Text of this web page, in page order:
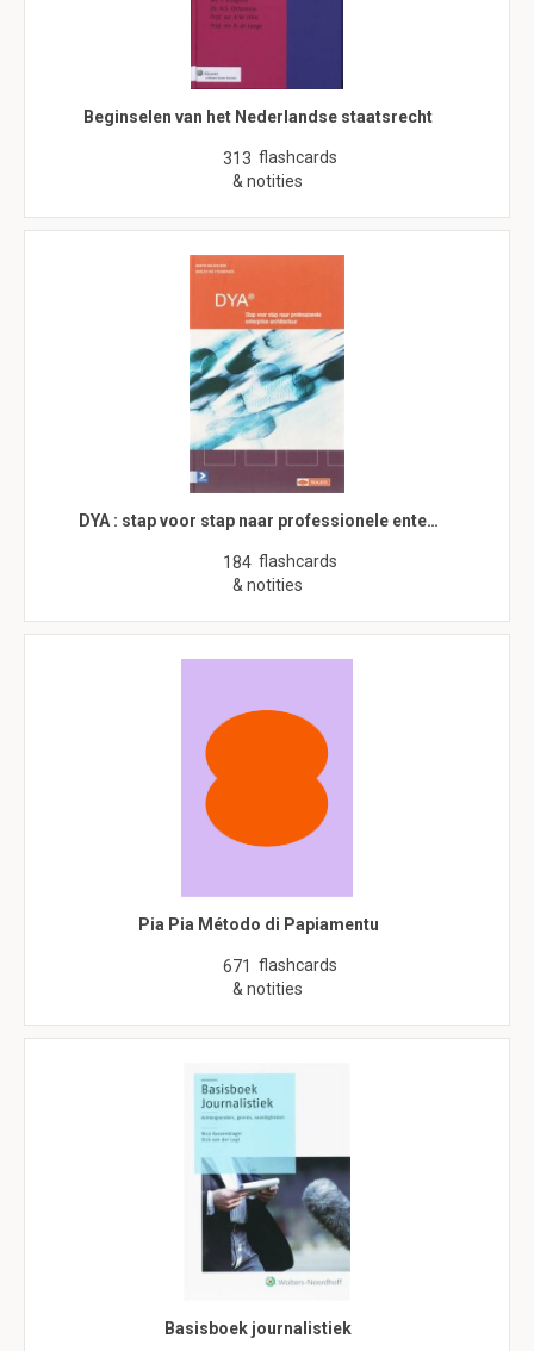
Beginselen van het Nederlandse staatsrecht
313 flashcards
& notities
DYA : stap voor stap naar professionele ente…
184 flashcards
& notities
Pia Pia Método di Papiamentu
671 flashcards
& notities
Basisboek journalistiek